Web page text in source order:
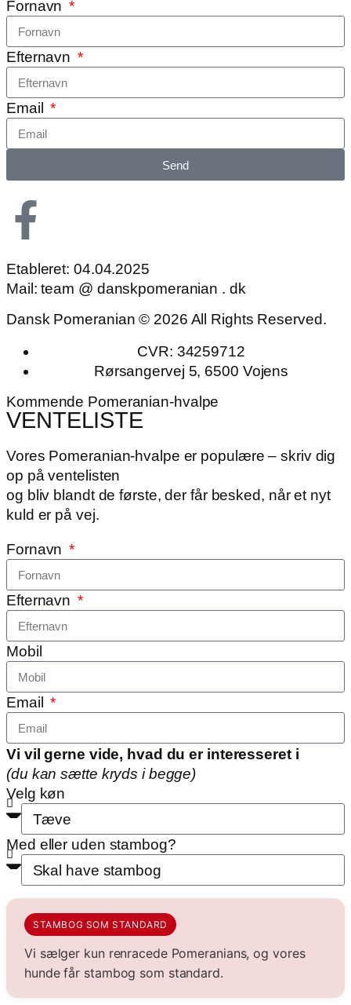
Fornavn
Efternavn
Email
Send
Etableret: 04.04.2025
Mail: team @ danskpomeranian . dk
Dansk Pomeranian © 2026 All Rights Reserved.
CVR: 34259712
Rørsangervej 5, 6500 Vojens
Kommende Pomeranian-hvalpe
VENTELISTE
Vores Pomeranian-hvalpe er populære – skriv dig
op på ventelisten
og bliv blandt de første, der får besked, når et nyt
kuld er på vej.
Fornavn
Efternavn
Mobil
Email
Vi vil gerne vide, hvad du er interesseret i
(du kan sætte kryds i begge)
Velg køn
Med eller uden stambog?
STAMBOG SOM STANDARD
Vi sælger kun renracede Pomeranians, og vores
hunde får stambog som standard.